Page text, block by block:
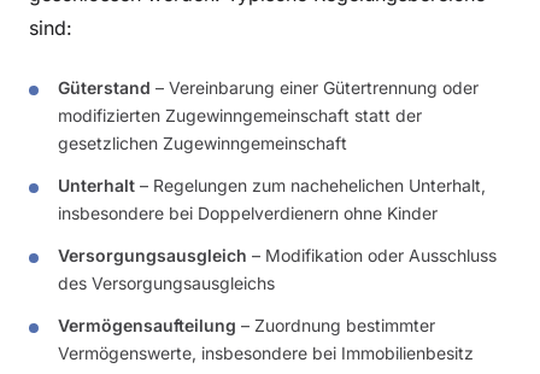
sind:
Güterstand – Vereinbarung einer Gütertrennung oder
modifizierten Zugewinngemeinschaft statt der
gesetzlichen Zugewinngemeinschaft
Unterhalt – Regelungen zum nachehelichen Unterhalt,
insbesondere bei Doppelverdienern ohne Kinder
Versorgungsausgleich – Modifikation oder Ausschluss
des Versorgungsausgleichs
Vermögensaufteilung – Zuordnung bestimmter
Vermögenswerte, insbesondere bei Immobilienbesitz